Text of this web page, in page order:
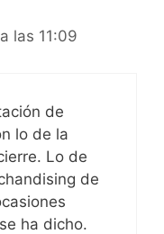
las 11:09
de
lo de la
Lo de
de
ha dicho.